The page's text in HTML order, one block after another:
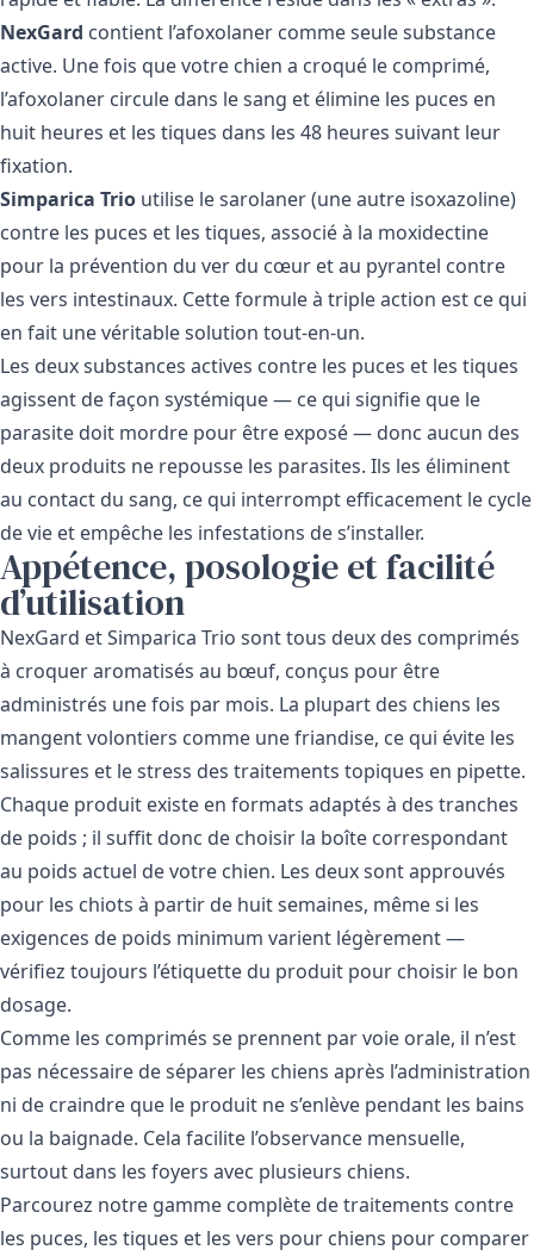
NexGard contient l’afoxolaner comme seule substance
active. Une fois que votre chien a croqué le comprimé,
l’afoxolaner circule dans le sang et élimine les puces en
huit heures et les tiques dans les 48 heures suivant leur
fixation.
Simparica Trio utilise le sarolaner (une autre isoxazoline)
contre les puces et les tiques, associé à la moxidectine
pour la prévention du ver du cœur et au pyrantel contre
les vers intestinaux. Cette formule à triple action est ce qui
en fait une véritable solution tout-en-un.
Les deux substances actives contre les puces et les tiques
agissent de façon systémique — ce qui signifie que le
parasite doit mordre pour être exposé — donc aucun des
deux produits ne repousse les parasites. Ils les éliminent
au contact du sang, ce qui interrompt efficacement le cycle
de vie et empêche les infestations de s’installer.
Appétence, posologie et facilité
d’utilisation
NexGard et Simparica Trio sont tous deux des comprimés
à croquer aromatisés au bœuf, conçus pour être
administrés une fois par mois. La plupart des chiens les
mangent volontiers comme une friandise, ce qui évite les
salissures et le stress des traitements topiques en pipette.
Chaque produit existe en formats adaptés à des tranches
de poids ; il suffit donc de choisir la boîte correspondant
au poids actuel de votre chien. Les deux sont approuvés
pour les chiots à partir de huit semaines, même si les
exigences de poids minimum varient légèrement —
vérifiez toujours l’étiquette du produit pour choisir le bon
dosage.
Comme les comprimés se prennent par voie orale, il n’est
pas nécessaire de séparer les chiens après l’administration
ni de craindre que le produit ne s’enlève pendant les bains
ou la baignade. Cela facilite l’observance mensuelle,
surtout dans les foyers avec plusieurs chiens.
Parcourez notre gamme complète detraitements contre
les puces, les tiques et les vers pour chiens pour comparer